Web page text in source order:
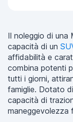
Il noleggio di una
capacità di un
affidabilità e
combina potenti
tutti i giorni,
famiglie. Dotato
capacità di
maneggevolezza